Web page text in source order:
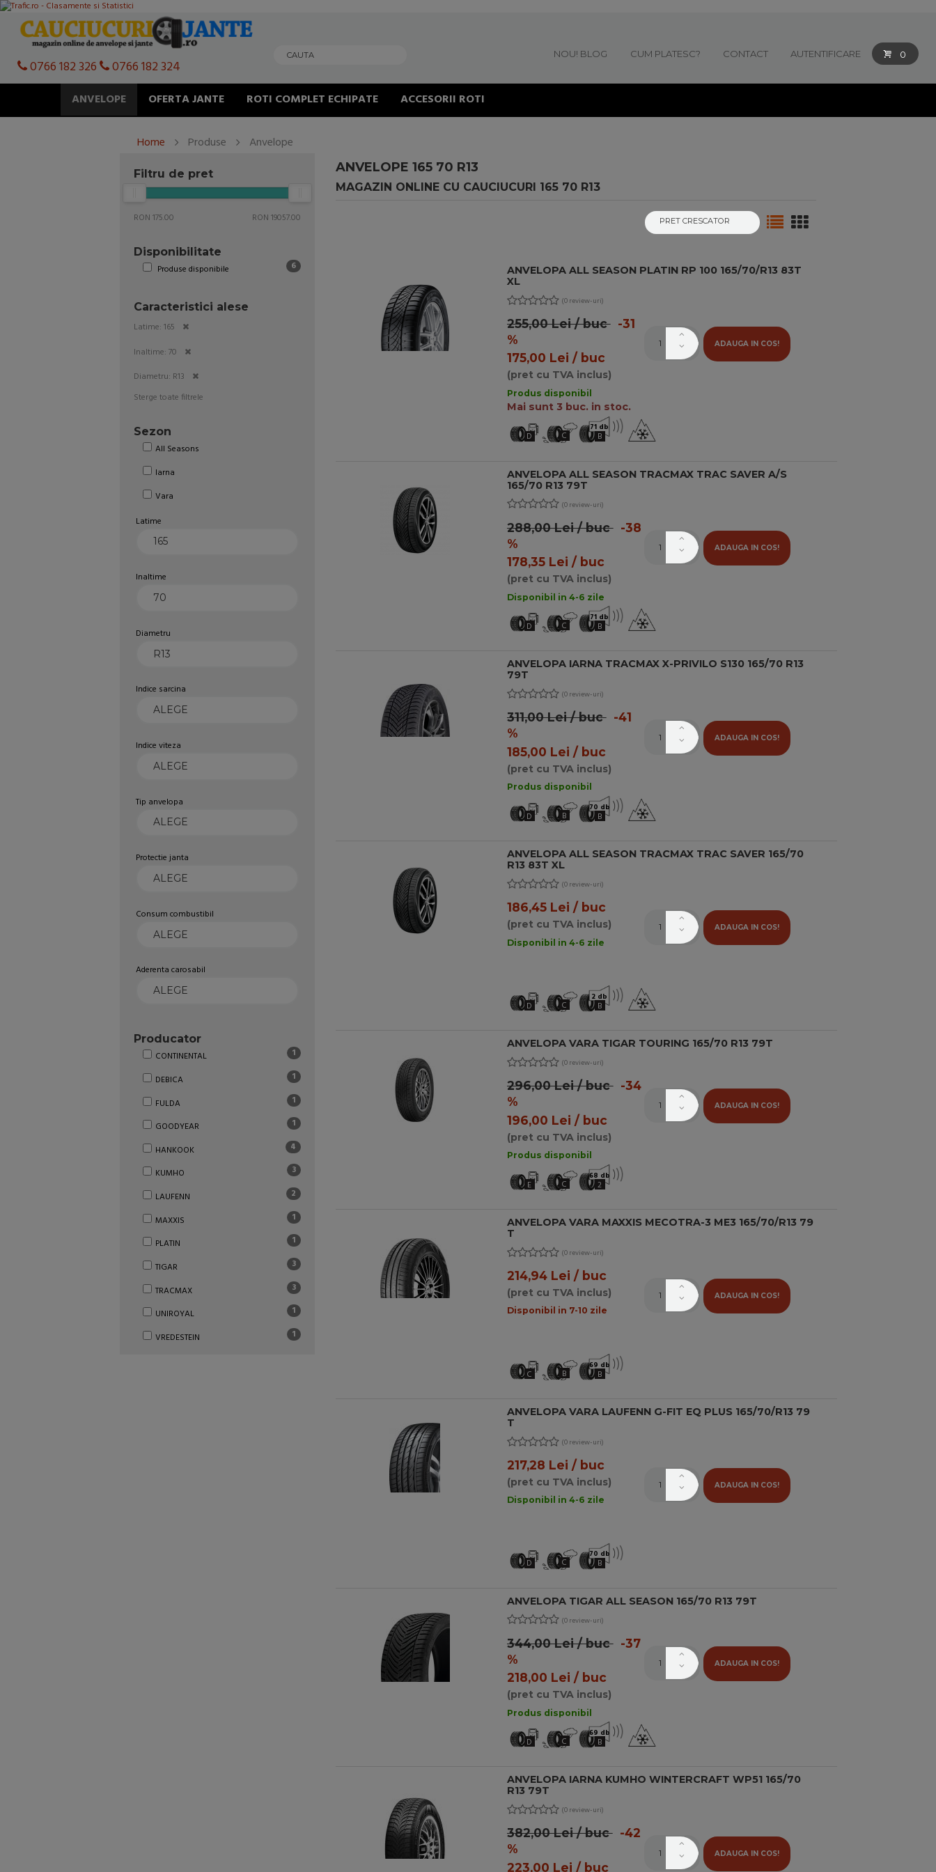
0766 182 326 0766 182 324
NOU! BLOG CUM PLATESC? CONTACT 0
AUTENTIFICARE
ANVELOPE OFERTA JANTE ROTI COMPLET ECHIPATE ACCESORII ROTI
Home Produse Anvelope
Filtru de pret
RON 175.00 RON 19057.00
Disponibilitate
Produse disponibile 6
Caracteristici alese
Latime: 165
Inaltime: 70
Diametru: R13
Sterge toate filtrele
Sezon
All Seasons
Iarna
Vara
Latime
Inaltime
Diametru
Indice sarcina
Indice viteza
Tip anvelopa
Protectie janta
Consum combustibil
Aderenta carosabil
Producator
CONTINENTAL
1
DEBICA
1
FULDA
1
GOODYEAR
1
HANKOOK
4
KUMHO
3
LAUFENN
2
MAXXIS
1
PLATIN
1
TIGAR
3
TRACMAX
3
UNIROYAL
1
VREDESTEIN
1
ANVELOPE 165 70 R13
MAGAZIN ONLINE CU CAUCIUCURI 165 70 R13
ANVELOPA ALL SEASON PLATIN RP 100 165/70/R13 83T
XL
(0 review-uri)
255,00 Lei / buc-31
%
175,00 Lei / buc
(pret cu TVA inclus)
Produs disponibil
Mai sunt 3 buc. in stoc.
ADAUGA IN COS!
D C
71 db
B
ANVELOPA ALL SEASON TRACMAX TRAC SAVER A/S
165/70 R13 79T
(0 review-uri)
288,00 Lei / buc-38
%
178,35 Lei / buc
(pret cu TVA inclus)
Disponibil in 4-6 zile
ADAUGA IN COS!
D C
71 db
B
ANVELOPA IARNA TRACMAX X-PRIVILO S130 165/70 R13
79T
(0 review-uri)
311,00 Lei / buc-41
%
185,00 Lei / buc
(pret cu TVA inclus)
Produs disponibil
ADAUGA IN COS!
D B
70 db
B
ANVELOPA ALL SEASON TRACMAX TRAC SAVER 165/70
R13 83T XL
(0 review-uri)
186,45 Lei / buc
(pret cu TVA inclus)
Disponibil in 4-6 zile
ADAUGA IN COS!
D C
2 db
B
ANVELOPA VARA TIGAR TOURING 165/70 R13 79T
(0 review-uri)
296,00 Lei / buc-34
%
196,00 Lei / buc
(pret cu TVA inclus)
Produs disponibil
ADAUGA IN COS!
E C
68 db
2
ANVELOPA VARA MAXXIS MECOTRA-3 ME3 165/70/R13 79
T
(0 review-uri)
214,94 Lei / buc
(pret cu TVA inclus)
Disponibil in 7-10 zile
ADAUGA IN COS!
C B
69 db
B
ANVELOPA VARA LAUFENN G-FIT EQ PLUS 165/70/R13 79
T
(0 review-uri)
217,28 Lei / buc
(pret cu TVA inclus)
Disponibil in 4-6 zile
ADAUGA IN COS!
D C
70 db
B
ANVELOPA TIGAR ALL SEASON 165/70 R13 79T
(0 review-uri)
344,00 Lei / buc-37
%
218,00 Lei / buc
(pret cu TVA inclus)
Produs disponibil
ADAUGA IN COS!
D C
69 db
B
ANVELOPA IARNA KUMHO WINTERCRAFT WP51 165/70
R13 79T
(0 review-uri)
382,00 Lei / buc-42
%
223,00 Lei / buc
ADAUGA IN COS!